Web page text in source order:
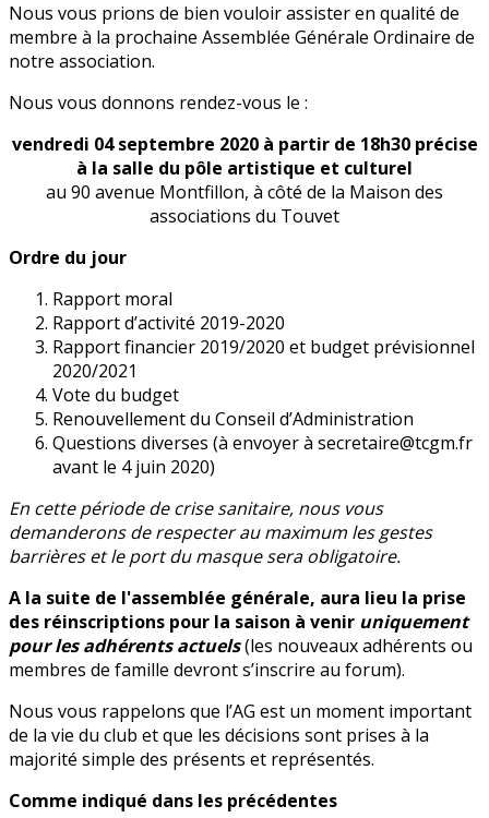
Nous vous prions de bien vouloir assister en qualité de
membre à la prochaine Assemblée Générale Ordinaire de
notre association.
Nous vous donnons rendez-vous le :
vendredi 04 septembre 2020 à partir de 18h30 précise
à la salle du pôle artistique et culturel
au 90 avenue Montfillon, à côté de la Maison des
associations du Touvet
Ordre du jour
Rapport moral
Rapport d’activité 2019-2020
Rapport financier 2019/2020 et budget prévisionnel
2020/2021
Vote du budget
Renouvellement du Conseil d’Administration
Questions diverses (à envoyer à secretaire@tcgm.fr
avant le 4 juin 2020)
En cette période de crise sanitaire, nous vous
demanderons de respecter au maximum les gestes
barrières et le port du masque sera obligatoire.
A la suite de l'assemblée générale, aura lieu la prise
des réinscriptions pour la saison à venir uniquement
pour les adhérents actuels(les nouveaux adhérents ou
membres de famille devront s’inscrire au forum).
Nous vous rappelons que l’AG est un moment important
de la vie du club et que les décisions sont prises à la
majorité simple des présents et représentés.
Comme indiqué dans les précédentes